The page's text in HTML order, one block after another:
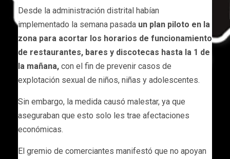
Desde la administración distrital habían
implementado la semana pasada un plan piloto en la
zona para acortar los horarios de funcionamiento
de restaurantes, bares y discotecas hasta la 1 de
la mañana, con el fin de prevenir casos de
explotación sexual de niños, niñas y adolescentes.
Sin embargo, la medida causó malestar, ya que
aseguraban que esto solo les trae afectaciones
económicas.
El gremio de comerciantes manifestó que no apoyan